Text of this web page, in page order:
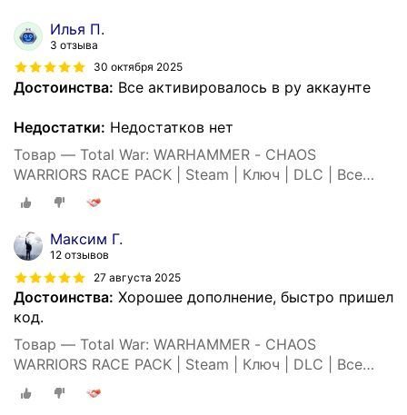
Илья П.
3 отзыва
30 октября 2025
Достоинства: Все активировалось в ру аккаунте
Недостатки: Недостатков нет
Товар — Total War: WARHAMMER - CHAOS
WARRIORS RACE PACK | Steam | Ключ | DLC | Все
страны
Максим Г.
12 отзывов
27 августа 2025
Достоинства: Хорошее дополнение, быстро пришел
код.
Товар — Total War: WARHAMMER - CHAOS
WARRIORS RACE PACK | Steam | Ключ | DLC | Все
страны